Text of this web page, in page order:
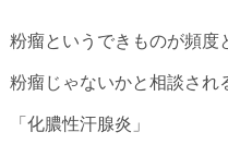
粉瘤というできものが頻度
粉瘤じゃないかと相談され
「化膿性汗腺炎」